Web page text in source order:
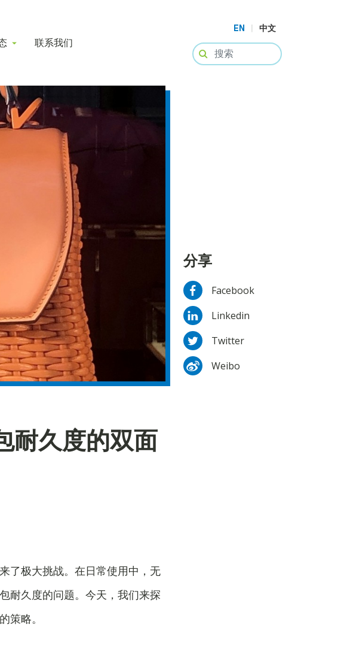
联系我们
EN 中文
分享
Facebook
Linkedin
Twitter
Weibo
耐久度的双面
了极大挑战。在日常使用中，无
耐久度的问题。今天，我们来探
策略。